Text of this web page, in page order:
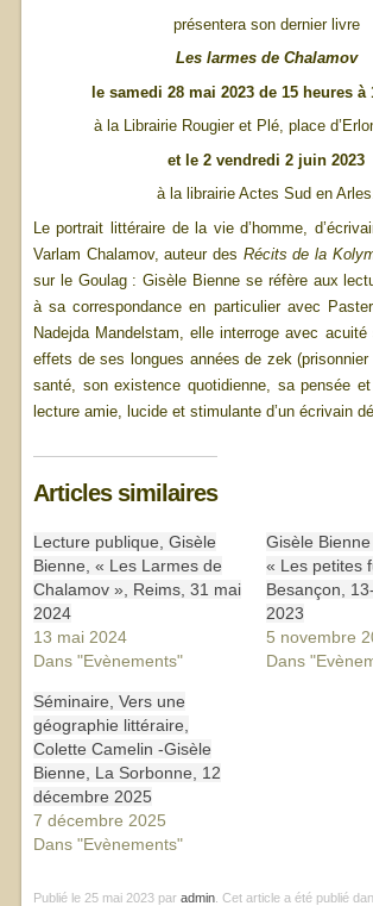
présentera son dernier livre
Les larmes de Chalamov
le samedi 28 mai 2023 de 15 heures à
à la Librairie Rougier et Plé, place
et le 2 vendredi 2 juin 2023
à la librairie Actes Sud en
Le portrait littéraire de la vie d’homme,
Varlam Chalamov, auteur des Récits de la
sur le Goulag : Gisèle Bienne se réfère aux
à sa correspondance en particulier avec
Nadejda Mandelstam, elle interroge avec
effets de ses longues années de zek
santé, son existence quotidienne, sa pensée
lecture amie, lucide et stimulante d’un écrivain
Articles similaires
Lecture publique, Gisèle
Bienne, « Les Larmes de
Chalamov », Reims, 31 mai
2024
13 mai 2024
Dans "Evènements"
Gisèle
« Les petites
Besançon,
2023
5 novembre
Dans
Séminaire, Vers une
géographie littéraire,
Colette Camelin -Gisèle
Bienne, La Sorbonne, 12
décembre 2025
7 décembre 2025
Dans "Evènements"
Publié le 25 mai 2023 par admin. Cet article a été publié